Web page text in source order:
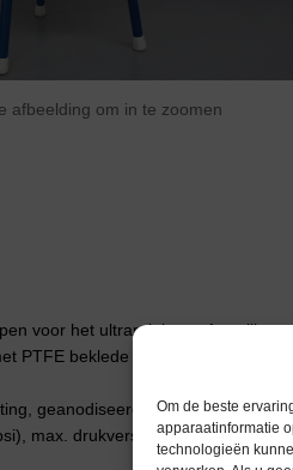
Om de beste
apparaatinformatie
technologieën
afbeelding om in te zoomen
voor het ultrareinigen of
PTFE beklede steunschermen
geanodiseerde aluminium
max. drukverschil 7 bar (100 psid)